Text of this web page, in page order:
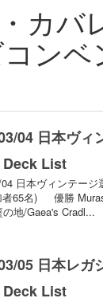
カバ
ンベ
04 日本ヴィ
Deck List
日本ヴィンテージ
者65名) 優勝
の地/Gaea's Cradl...
05 日本レガ
Deck List